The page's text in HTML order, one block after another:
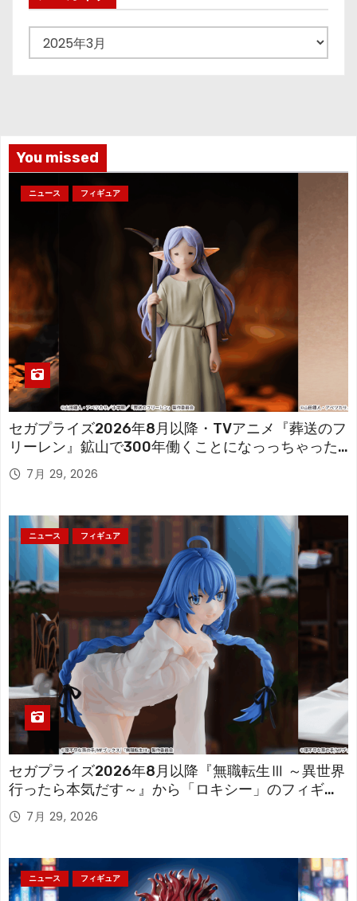
ー
ジ
ー
You missed
ニュース フィギュア
セガプライズ2026年8月以降・TVアニメ『葬送のフ
リーレン』鉱山で300年働くことになっっちゃった
「フリーレン」を立体化！
7月 29, 2026
ニュース フィギュア
セガプライズ2026年8月以降『無職転生Ⅲ ～異世界
行ったら本気だす～』から「ロキシー」のフィギュ
アが登場！
7月 29, 2026
ニュース フィギュア